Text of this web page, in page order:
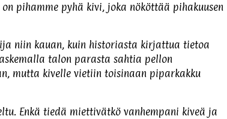
pihamme pyhä kivi, joka nököttää pihakuusen
niin kauan, kuin historiasta kirjattua tietoa
talon parasta sahtia pellon
mutta kivelle vietiin toisinaan piparkakku
Enkä tiedä miettivätkö vanhempani kiveä ja